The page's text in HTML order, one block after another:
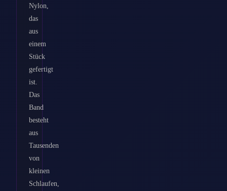
Nylon,
das
aus
einem
Stück
gefertigt
ist.
Das
Band
besteht
aus
Tausenden
von
kleinen
Schlaufen,